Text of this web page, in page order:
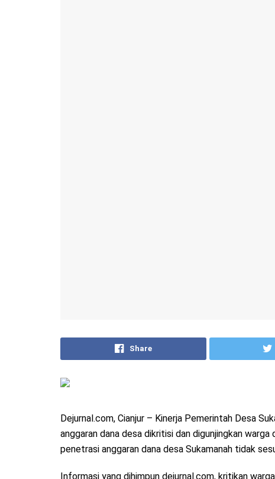
Share
Dejurnal.com, Cianjur – Kinerja Pemerintah Desa
anggaran dana desa dikritisi dan digunjingkan
penetrasi anggaran dana desa Sukamanah tidak
Informasi yang dihimpun dejurnal.com, kritikan